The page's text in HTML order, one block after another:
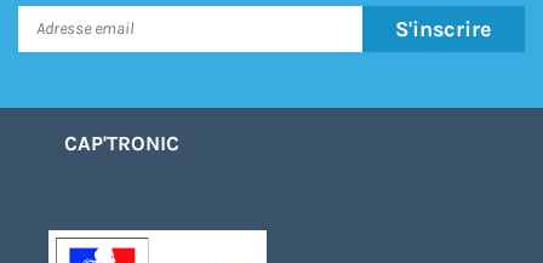
S'inscrire
CAP'TRONIC